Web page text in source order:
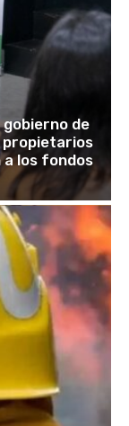
gobierno de
propietarios
a los fondos